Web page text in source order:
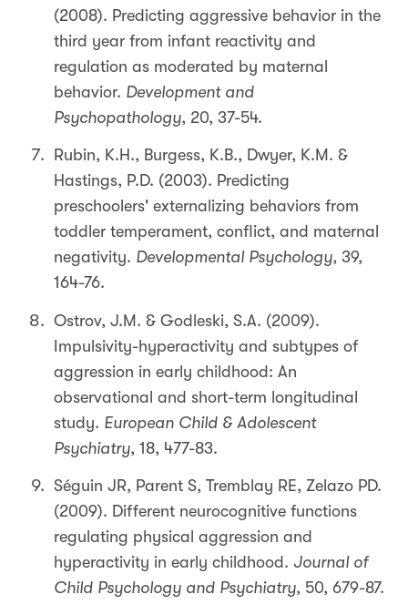
(2008). Predicting aggressive behavior in the
third year from infant reactivity and
regulation as moderated by maternal
behavior. Development and
Psychopathology, 20, 37-54.
Rubin, K.H., Burgess, K.B., Dwyer, K.M. &
Hastings, P.D. (2003). Predicting
preschoolers' externalizing behaviors from
toddler temperament, conflict, and maternal
negativity. Developmental Psychology, 39,
164-76.
Ostrov, J.M. & Godleski, S.A. (2009).
Impulsivity-hyperactivity and subtypes of
aggression in early childhood: An
observational and short-term longitudinal
study. European Child & Adolescent
Psychiatry, 18, 477-83.
Séguin JR, Parent S, Tremblay RE, Zelazo PD.
(2009). Different neurocognitive functions
regulating physical aggression and
hyperactivity in early childhood. Journal of
Child Psychology and Psychiatry, 50, 679-87.